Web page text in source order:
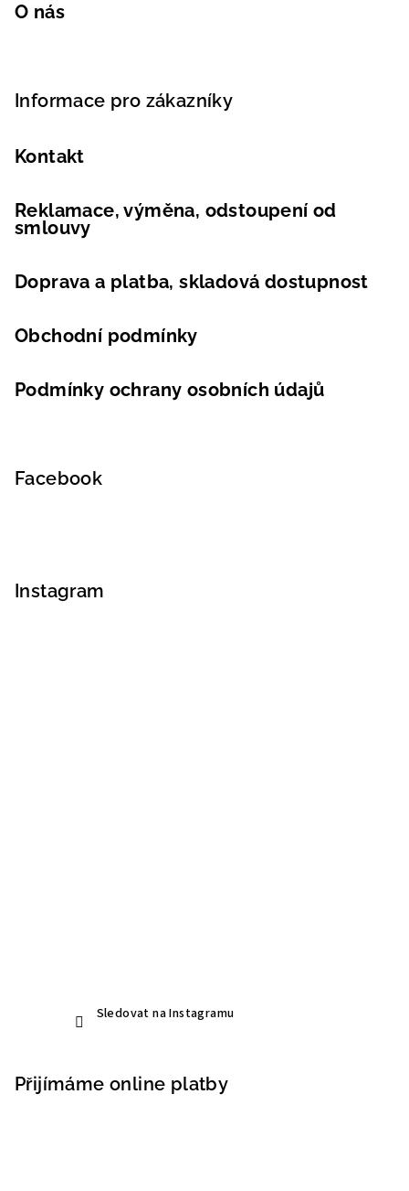
O nás
Informace pro zákazníky
Kontakt
Reklamace, výměna, odstoupení od
smlouvy
Doprava a platba, skladová dostupnost
Obchodní podmínky
Podmínky ochrany osobních údajů
Facebook
Instagram
Sledovat na Instagramu
Přijímáme online platby